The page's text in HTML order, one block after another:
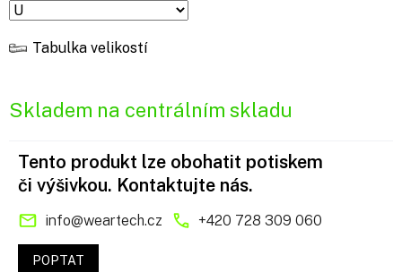
Skladem na centrálním skladu
Tabulka velikostí
Tento produkt lze obohatit potiskem
či výšivkou. Kontaktujte nás.
info@weartech.cz +420 728 309 060
POPTAT